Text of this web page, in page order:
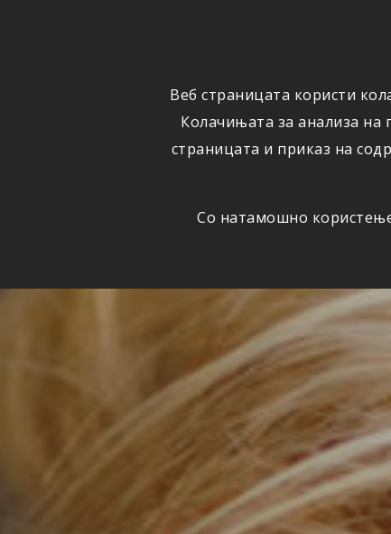
Веб страницата користи
Колачињата за анализа на
страницата и приказ на
Со натамошно